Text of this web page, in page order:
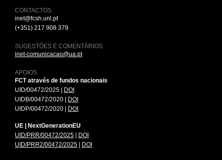
CONTACTOS
inet@fcsh.unl.pt
(+351) 217 908 379
SUGESTÕES E COMENTÁRIOS
inet-comunicacao@ua.pt
APOIOS
FCT através de fundos nacionais
UID/00472/2025 |
DOI
UIDB/00472/2020 |
DOI
UIDP/00472/2020 |
DOI
UE | NextGenerationEU
UID/PRR/00472/2025
DOI
UID/PRR2/00472/2025
DOI